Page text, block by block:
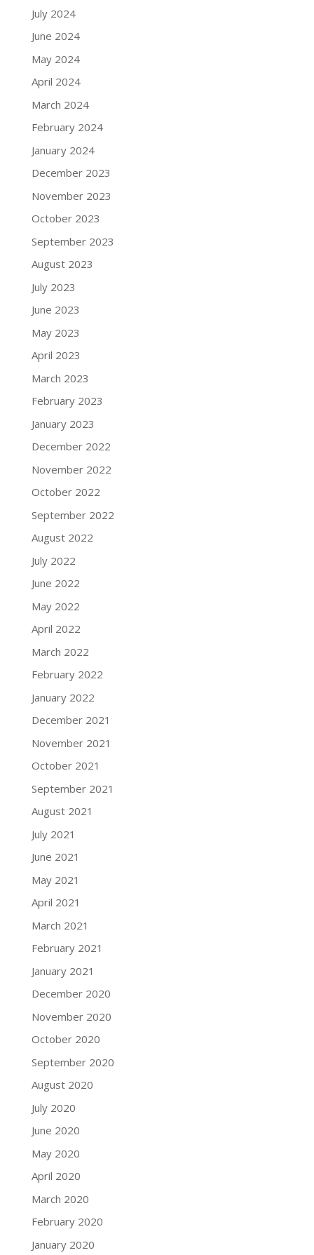
July 2024
June 2024
May 2024
April 2024
March 2024
February 2024
January 2024
December 2023
November 2023
October 2023
September 2023
August 2023
July 2023
June 2023
May 2023
April 2023
March 2023
February 2023
January 2023
December 2022
November 2022
October 2022
September 2022
August 2022
July 2022
June 2022
May 2022
April 2022
March 2022
February 2022
January 2022
December 2021
November 2021
October 2021
September 2021
August 2021
July 2021
June 2021
May 2021
April 2021
March 2021
February 2021
January 2021
December 2020
November 2020
October 2020
September 2020
August 2020
July 2020
June 2020
May 2020
April 2020
March 2020
February 2020
January 2020